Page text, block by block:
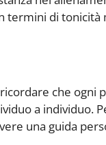
termini di
che ogni
a individuo.
una guida